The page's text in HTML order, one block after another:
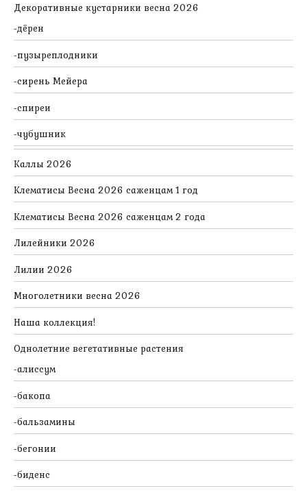
Декоративные кустарники весна 2026
дёрен
пузыреплодники
сирень Мейера
спиреи
чубушник
Каллы 2026
Клематисы Весна 2026 саженцам 1 год
Клематисы Весна 2026 саженцам 2 года
Лилейники 2026
Лилии 2026
Многолетники весна 2026
Наша коллекция!
Однолетние вегетативные растения
алиссум
бакопа
бальзамины
бегонии
биденс